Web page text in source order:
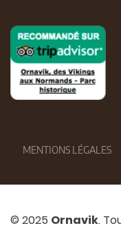
MENTIONS LÉGALES
© 2025 Ornavik.